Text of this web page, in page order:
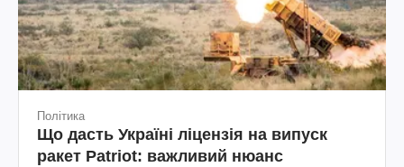
Політика
Що дасть Україні ліцензія на випуск
ракет Patriot: важливий нюанс